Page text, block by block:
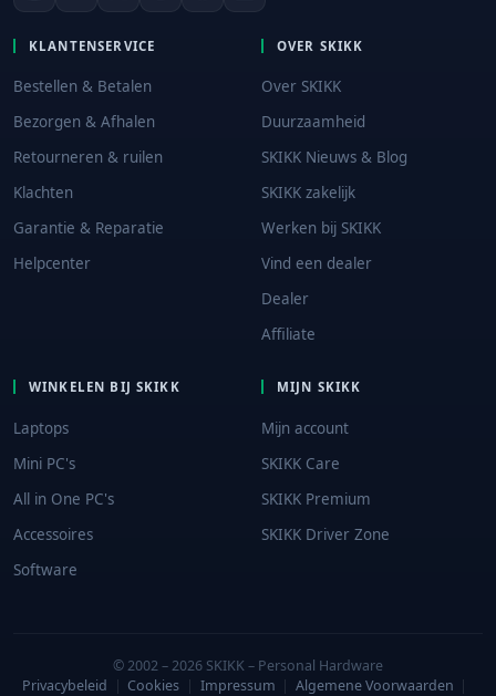
KLANTENSERVICE
Bestellen & Betalen
Bezorgen & Afhalen
Retourneren & ruilen
Klachten
Garantie & Reparatie
Helpcenter
OVER SKIKK
Over SKIKK
Duurzaamheid
SKIKK Nieuws & Blog
SKIKK zakelijk
Werken bij SKIKK
Vind een dealer
Dealer
Affiliate
WINKELEN BIJ SKIKK
Laptops
Mini PC's
All in One PC's
Accessoires
Software
MIJN SKIKK
Mijn account
SKIKK Care
SKIKK Premium
SKIKK Driver Zone
© 2002 – 2026 SKIKK – Personal Hardware
Privacybeleid | Cookies | Impressum | Algemene Voorwaarden |